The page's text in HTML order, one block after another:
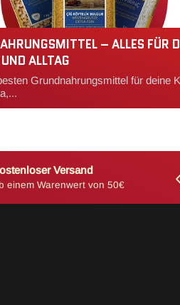
– ALLES FÜR
ALLTAG
Grundnahrungsmittel für deine
Versand
einem Warenwert von 50€